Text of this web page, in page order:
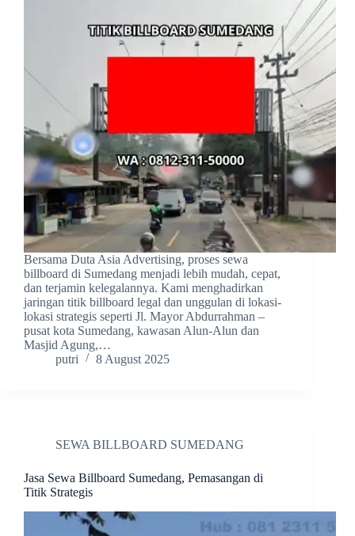
Bersama Duta Asia Advertising, proses sewa
billboard di Sumedang menjadi lebih mudah, cepat,
dan terjamin kelegalannya. Kami menghadirkan
jaringan titik billboard legal dan unggulan di lokasi-
lokasi strategis seperti Jl. Mayor Abdurrahman –
pusat kota Sumedang, kawasan Alun-Alun dan
Masjid Agung,…
putri
8 August 2025
SEWA BILLBOARD SUMEDANG
Jasa Sewa Billboard Sumedang, Pemasangan di
Titik Strategis